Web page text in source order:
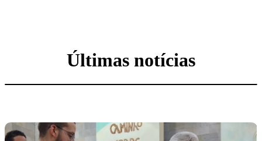
Últimas notícias